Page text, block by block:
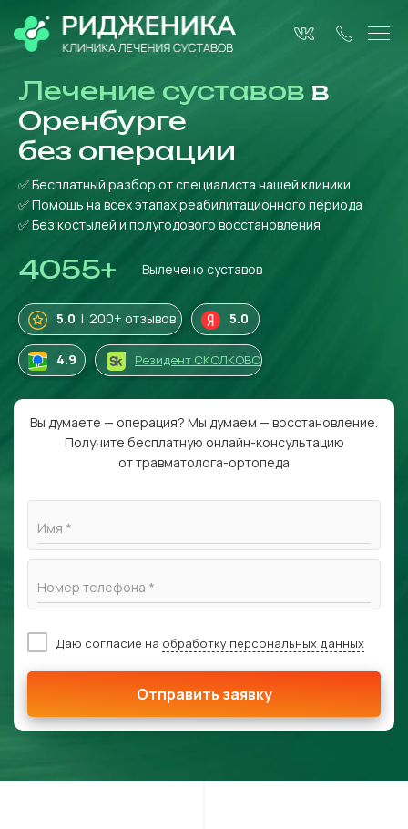
Лечение суставов в
Оренбурге
без операции
✅ Бесплатный разбор от специалиста нашей клиники
✅ Помощь на всех этапах реабилитационного периода
✅ Без костылей и полугодового восстановления
4055+ Вылечено суставов
5.0 | 200+ отзывов 5.0
4.9 Резидент СКОЛКОВО
Вы думаете — операция? Мы думаем — восстановление.
Получите бесплатную онлайн-консультацию
от травматолога-ортопеда
Имя *
Номер телефона *
Даю согласие на обработку персональных данных
Отправить заявку